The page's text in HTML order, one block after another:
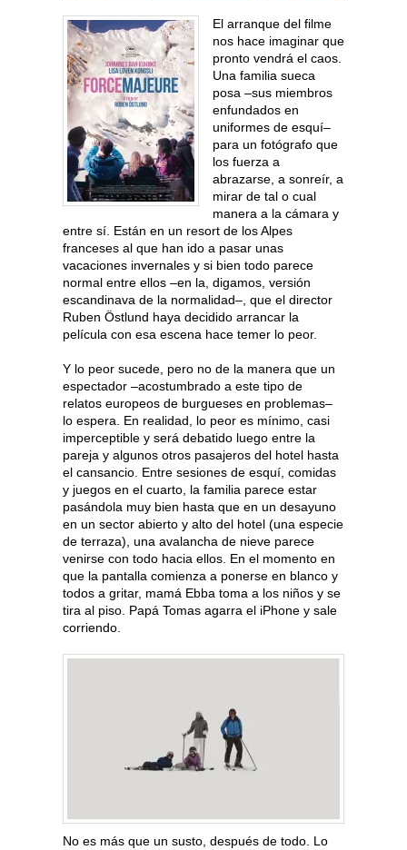
El arranque del filme
nos hace imaginar que
pronto vendrá el caos.
Una familia sueca
posa –sus miembros
enfundados en
uniformes de esquí–
para un fotógrafo que
los fuerza a
abrazarse, a sonreír, a
mirar de tal o cual
manera a la cámara y
entre sí. Están en un resort de los Alpes
franceses al que han ido a pasar unas
vacaciones invernales y si bien todo parece
normal entre ellos –en la, digamos, versión
escandinava de la normalidad–, que el director
Ruben Östlund haya decidido arrancar la
película con esa escena hace temer lo peor.
Y lo peor sucede, pero no de la manera que un
espectador –acostumbrado a este tipo de
relatos europeos de burgueses en problemas–
lo espera. En realidad, lo peor es mínimo, casi
imperceptible y será debatido luego entre la
pareja y algunos otros pasajeros del hotel hasta
el cansancio. Entre sesiones de esquí, comidas
y juegos en el cuarto, la familia parece estar
pasándola muy bien hasta que en un desayuno
en un sector abierto y alto del hotel (una especie
de terraza), una avalancha de nieve parece
venirse con todo hacia ellos. En el momento en
que la pantalla comienza a ponerse en blanco y
todos a gritar, mamá Ebba toma a los niños y se
tira al piso. Papá Tomas agarra el iPhone y sale
corriendo.
No es más que un susto, después de todo. Lo